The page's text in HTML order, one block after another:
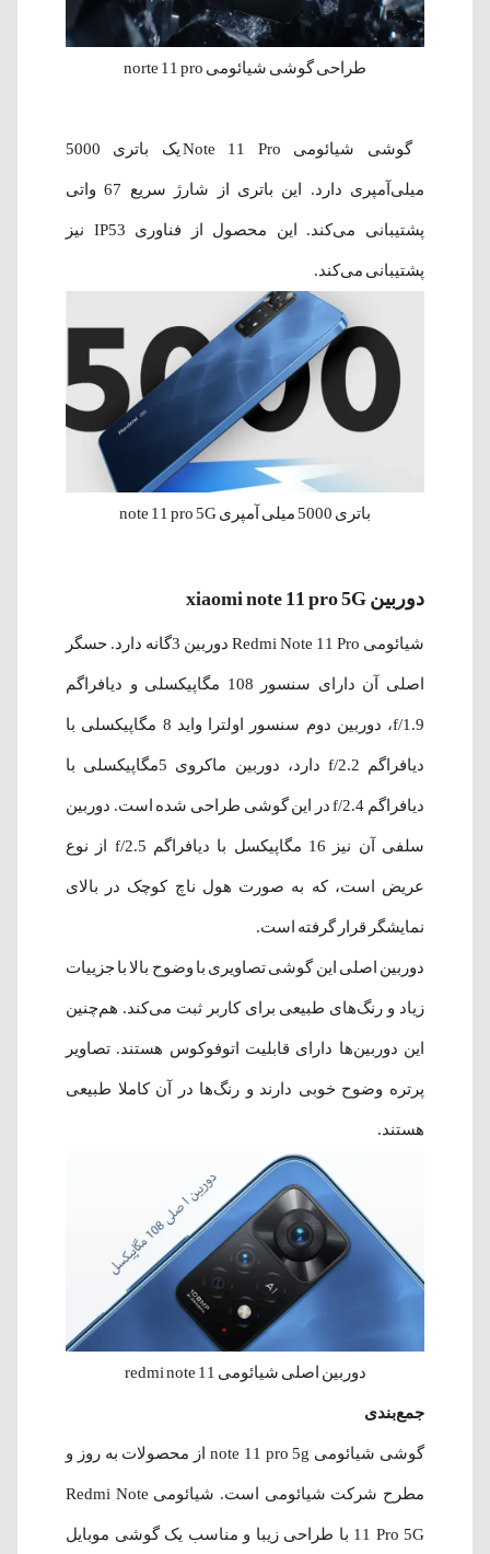
طراحی گوشی شیائومی norte 11 pro
گوشی شیائومی Note 11 Pro یک باتری 5000
میلی‌آمپری دارد. این باتری از شارژ سریع 67 واتی
پشتیبانی می‌کند. این محصول از فناوری IP53 نیز
پشتیبانی می‌کند.
باتری 5000 میلی آمپری note 11 pro 5G
دوربین xiaomi note 11 pro 5G
شیائومی Redmi Note 11 Pro دوربین 3گانه دارد. حسگر
اصلی آن دارای سنسور 108 مگاپیکسلی و دیافراگم
f/1.9، دوربین دوم سنسور اولترا واید 8 مگاپیکسلی با
دیافراگم f/2.2 دارد، دوربین ماکروی 5مگاپیکسلی با
دیافراگم f/2.4 در این گوشی طراحی شده است. دوربین
سلفی آن نیز 16 مگاپیکسل با دیافراگم f/2.5 از نوع
عریض است، که به صورت هول ناچ کوچک در بالای
نمایشگر قرار گرفته‌ است.
دوربین اصلی این گوشی تصاویری با وضوح بالا با جزییات
زیاد و رنگ‌های طبیعی برای کاربر ثبت می‌کند. هم‌چنین
این دوربین‌ها دارای قابلیت اتوفوکوس هستند. تصاویر
پرتره وضوح خوبی دارند و رنگ‌ها در آن کاملا طبیعی
هستند.
دوربین اصلی شیائومی redmi note 11
جمع‌بندی
گوشی شیائومی note 11 pro 5g از محصولات به روز و
مطرح شرکت شیائومی است. شیائومی Redmi Note
11 Pro 5G با طراحی زیبا و مناسب یک گوشی موبایل